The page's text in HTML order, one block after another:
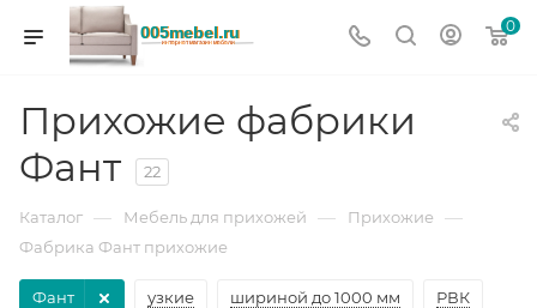
0
Прихожие фабрики
Фант
22
Каталог — Мебель для прихожей — Прихожие —
Фабрика Фант прихожие
узкие шириной до 1000 мм РВК
Фант